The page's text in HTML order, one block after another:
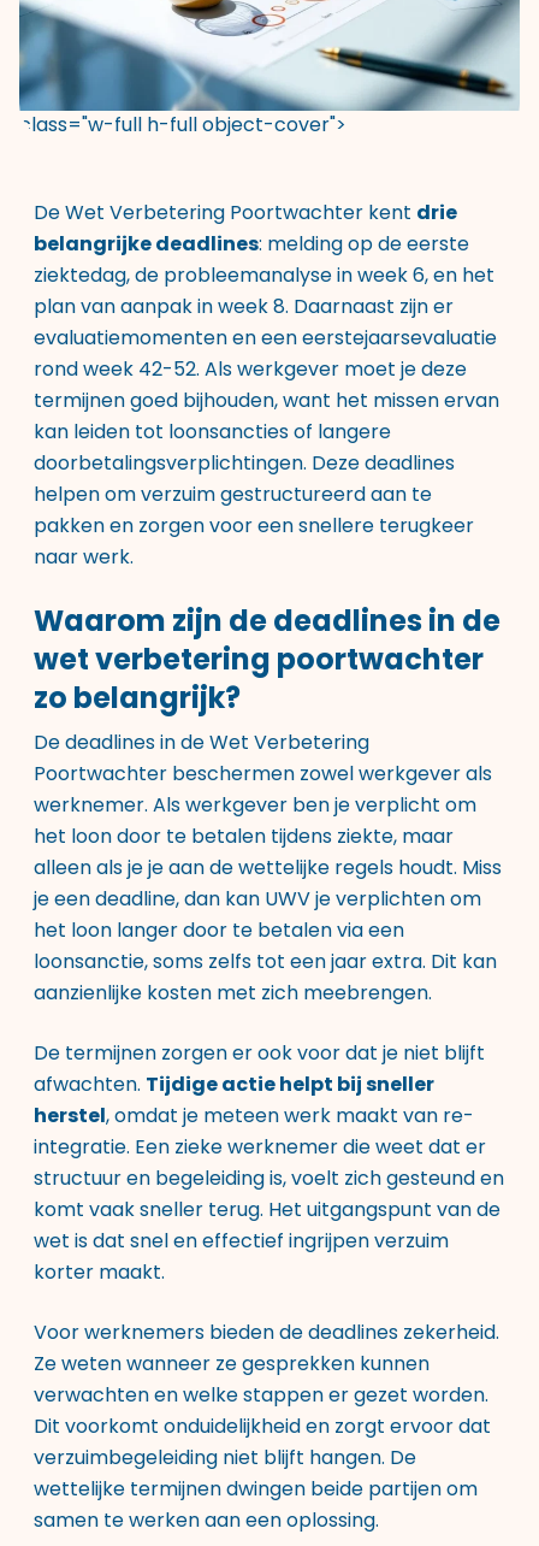
class="w-full h-full object-cover">
De Wet Verbetering Poortwachter kent drie
belangrijke deadlines: melding op de eerste
ziektedag, de probleemanalyse in week 6, en het
plan van aanpak in week 8. Daarnaast zijn er
evaluatiemomenten en een eerstejaarsevaluatie
rond week 42-52. Als werkgever moet je deze
termijnen goed bijhouden, want het missen ervan
kan leiden tot loonsancties of langere
doorbetalingsverplichtingen. Deze deadlines
helpen om verzuim gestructureerd aan te
pakken en zorgen voor een snellere terugkeer
naar werk.
Waarom zijn de deadlines in de
wet verbetering poortwachter
zo belangrijk?
De deadlines in de Wet Verbetering
Poortwachter beschermen zowel werkgever als
werknemer. Als werkgever ben je verplicht om
het loon door te betalen tijdens ziekte, maar
alleen als je je aan de wettelijke regels houdt. Miss
je een deadline, dan kan UWV je verplichten om
het loon langer door te betalen via een
loonsanctie, soms zelfs tot een jaar extra. Dit kan
aanzienlijke kosten met zich meebrengen.
De termijnen zorgen er ook voor dat je niet blijft
afwachten. Tijdige actie helpt bij sneller
herstel, omdat je meteen werk maakt van re-
integratie. Een zieke werknemer die weet dat er
structuur en begeleiding is, voelt zich gesteund en
komt vaak sneller terug. Het uitgangspunt van de
wet is dat snel en effectief ingrijpen verzuim
korter maakt.
Voor werknemers bieden de deadlines zekerheid.
Ze weten wanneer ze gesprekken kunnen
verwachten en welke stappen er gezet worden.
Dit voorkomt onduidelijkheid en zorgt ervoor dat
verzuimbegeleiding niet blijft hangen. De
wettelijke termijnen dwingen beide partijen om
samen te werken aan een oplossing.